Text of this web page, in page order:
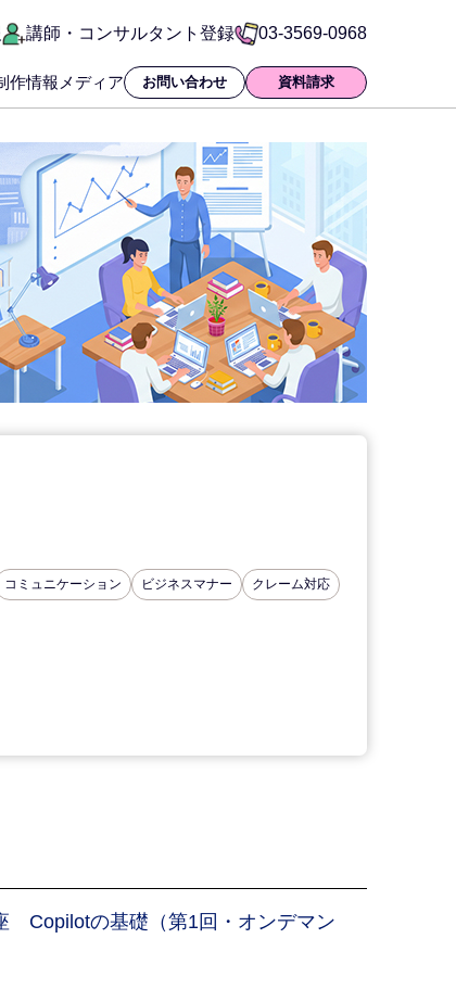
講師・コンサルタント登録 03-3569-0968
作情報メディア お問い合わせ 資料請求
コミュニケーション ビジネスマナー クレーム対応
Copilotの基礎（第1回・オンデマン